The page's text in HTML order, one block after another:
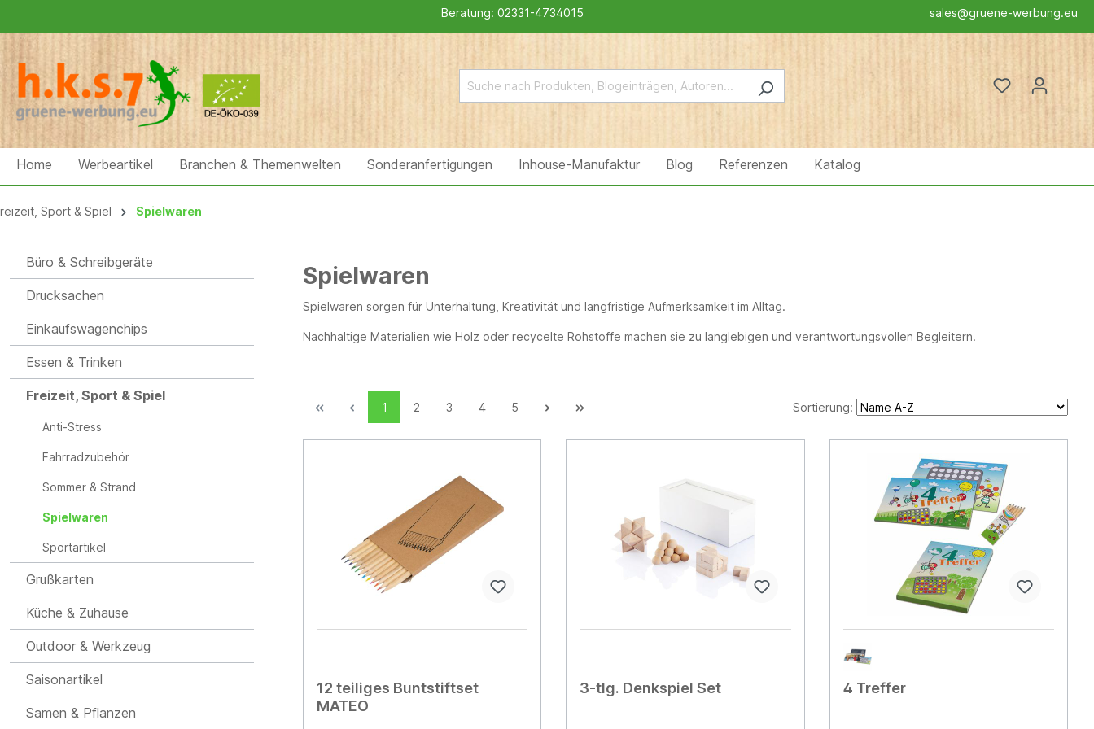
Beratung: 02331-4734015 sales@gruene-werbung.eu
Home Werbeartikel Branchen & Themenwelten Sonderanfertigungen Inhouse-Manufaktur Blog Referenzen Katalog
Sport & Spiel Spielwaren
Büro & Schreibgeräte
Drucksachen
Einkaufswagenchips
Essen & Trinken
Freizeit, Sport & Spiel
Anti-Stress
Fahrradzubehör
Sommer & Strand
Spielwaren
Sportartikel
Grußkarten
Küche & Zuhause
Outdoor & Werkzeug
Saisonartikel
Samen & Pflanzen
Spielwaren
Spielwaren sorgen für Unterhaltung, Kreativität und langfristige Aufmerksamkeit im Alltag.
Nachhaltige Materialien wie Holz oder recycelte Rohstoffe machen sie zu langlebigen und verantwortungsvollen Begleitern.
1 2 3 4 5 Sortierung:
12 teiliges Buntstiftset
MATEO
3-tlg. Denkspiel Set 4 Treffer